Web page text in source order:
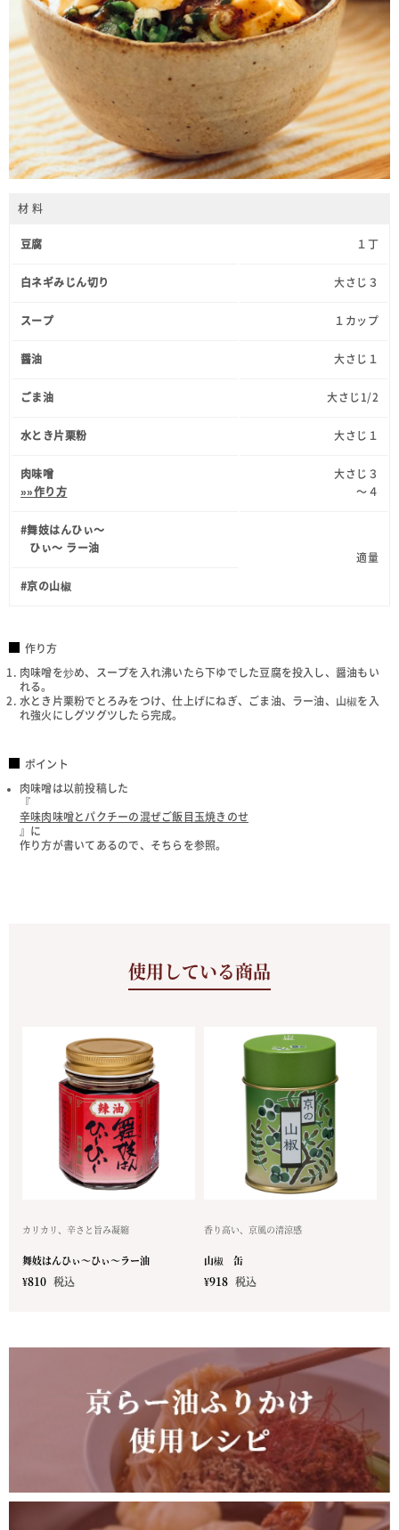
材 料
豆腐 １丁
白ネギみじん切り 大さじ３
スープ １カップ
醤油 大さじ１
ごま油 大さじ1/2
水とき片栗粉 大さじ１
肉味噌
»»作り方
大さじ３
～４
#舞妓はんひぃ～
ひぃ～ ラー油
適量
#京の山椒
作り方
肉味噌を炒め、スープを入れ沸いたら下ゆでした豆腐を投入し、醤油もい
れる。
水とき片栗粉でとろみをつけ、仕上げにねぎ、ごま油、ラー油、山椒を入
れ強火にしグツグツしたら完成。
ポイント
肉味噌は以前投稿した
『
辛味肉味噌とパクチーの混ぜご飯目玉焼きのせ
』に
作り方が書いてあるので、そちらを参照。
使用している商品
カリカリ、辛さと旨み凝縮
舞妓はんひぃ～ひぃ～ラー油
¥810 税込
香り高い、京風の清涼感
山椒 缶
¥918 税込